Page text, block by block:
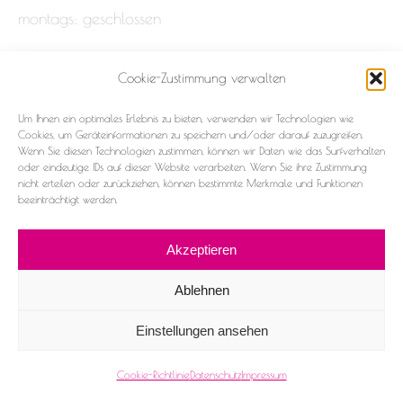
Cookie-Zustimmung verwalten
Um Ihnen ein optimales Erlebnis zu bieten, verwenden wir Technologien wie
Cookies, um Geräteinformationen zu speichern und/oder darauf zuzugreifen.
Wenn Sie diesen Technologien zustimmen, können wir Daten wie das Surfverhalten
oder eindeutige IDs auf dieser Website verarbeiten. Wenn Sie ihre Zustimmung
nicht erteilen oder zurückziehen, können bestimmte Merkmale und Funktionen
beeinträchtigt werden.
Akzeptieren
Ablehnen
Einstellungen ansehen
Cookie-RichtlinieDatenschutzImpressum
montags: geschlossen
Datenschutz
Cookie-Richtlinie (EU)